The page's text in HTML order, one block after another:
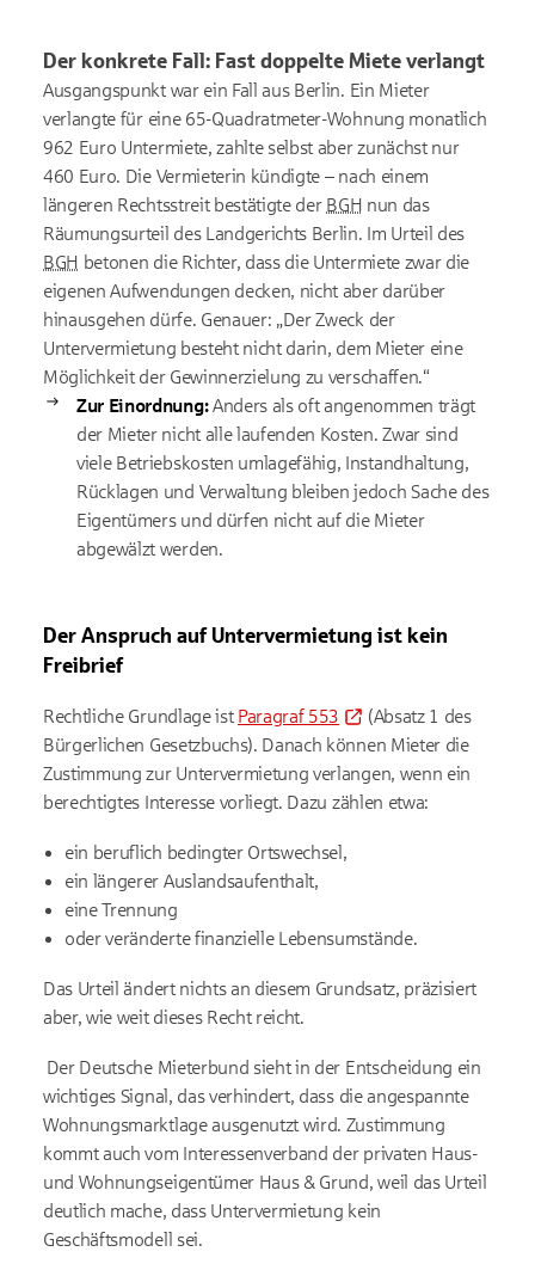
Der konkrete Fall: Fast doppelte Miete verlangt
Ausgangspunkt war ein Fall aus Berlin. Ein Mieter
verlangte für eine 65-Quadratmeter-Wohnung monatlich
962 Euro Untermiete, zahlte selbst aber zunächst nur
460 Euro. Die Vermieterin kündigte – nach einem
längeren Rechtsstreit bestätigte der BGH nun das
Räumungsurteil des Landgerichts Berlin. Im Urteil des
BGH betonen die Richter, dass die Untermiete zwar die
eigenen Aufwendungen decken, nicht aber darüber
hinausgehen dürfe. Genauer: „Der Zweck der
Untervermietung besteht nicht darin, dem Mieter eine
Möglichkeit der Gewinnerzielung zu verschaffen.“
Zur Einordnung:Anders als oft angenommen trägt
der Mieter nicht alle laufenden Kosten. Zwar sind
viele Betriebskosten umlagefähig, Instandhaltung,
Rücklagen und Verwaltung bleiben jedoch Sache des
Eigentümers und dürfen nicht auf die Mieter
abgewälzt werden.
Der Anspruch auf Untervermietung ist kein
Freibrief
Rechtliche Grundlage ist Paragraf 553
(Absatz 1 des
Bürgerlichen Gesetzbuchs). Danach können Mieter die
Zustimmung zur Untervermietung verlangen, wenn ein
berechtigtes Interesse vorliegt. Dazu zählen etwa:
ein beruflich bedingter Ortswechsel,
ein längerer Auslandsaufenthalt,
eine Trennung
oder veränderte finanzielle Lebensumstände.
Das Urteil ändert nichts an diesem Grundsatz, präzisiert
aber, wie weit dieses Recht reicht.
Der Deutsche Mieterbund sieht in der Entscheidung ein
wichtiges Signal, das verhindert, dass die angespannte
Wohnungsmarktlage ausgenutzt wird. Zustimmung
kommt auch vom Interessenverband der privaten Haus-
und Wohnungseigentümer Haus & Grund, weil das Urteil
deutlich mache, dass Untervermietung kein
Geschäftsmodell sei.